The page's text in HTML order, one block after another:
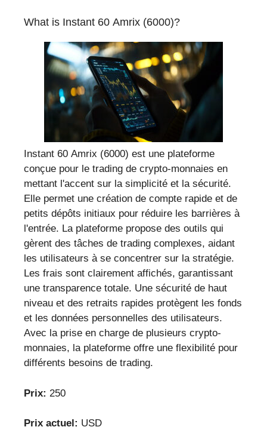
What is Instant 60 Amrix (6000)?
Instant 60 Amrix (6000) est une plateforme
conçue pour le trading de crypto-monnaies en
mettant l'accent sur la simplicité et la sécurité.
Elle permet une création de compte rapide et de
petits dépôts initiaux pour réduire les barrières à
l'entrée. La plateforme propose des outils qui
gèrent des tâches de trading complexes, aidant
les utilisateurs à se concentrer sur la stratégie.
Les frais sont clairement affichés, garantissant
une transparence totale. Une sécurité de haut
niveau et des retraits rapides protègent les fonds
et les données personnelles des utilisateurs.
Avec la prise en charge de plusieurs crypto-
monnaies, la plateforme offre une flexibilité pour
différents besoins de trading.
Prix: 250
Prix actuel: USD